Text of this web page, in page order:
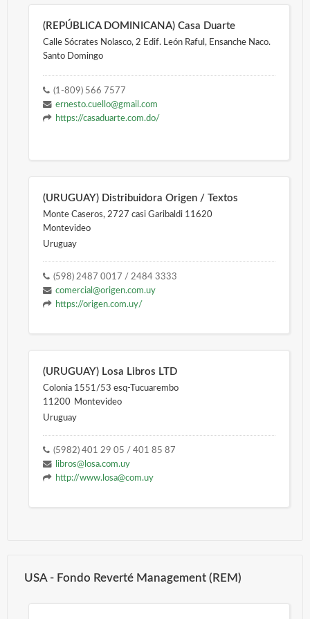
(REPÚBLICA DOMINICANA) Casa Duarte
Calle Sócrates Nolasco, 2 Edif. León Raful, Ensanche Naco.
Santo Domingo
(1-809) 566 7577
ernesto.cuello@gmail.com
https://casaduarte.com.do/
(URUGUAY) Distribuidora Origen / Textos
Monte Caseros, 2727 casi Garibaldi 11620
Montevideo
Uruguay
(598) 2487 0017 / 2484 3333
comercial@origen.com.uy
https://origen.com.uy/
(URUGUAY) Losa Libros LTD
Colonia 1551/53 esq-Tucuarembo
11200 Montevideo
Uruguay
(5982) 401 29 05 / 401 85 87
libros@losa.com.uy
http://www.losa@com.uy
USA - Fondo Reverté Management (REM)